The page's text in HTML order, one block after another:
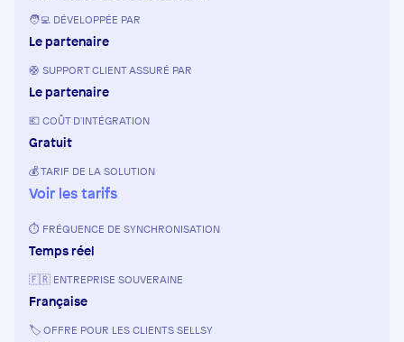
🧑‍💻 DÉVELOPPÉE PAR
Le partenaire
🛟 SUPPORT CLIENT ASSURÉ PAR
Le partenaire
💶 COÛT D'INTÉGRATION
Gratuit
💰 TARIF DE LA SOLUTION
Voir les tarifs
⏱️ FRÉQUENCE DE SYNCHRONISATION
Temps réel
🇫🇷 ENTREPRISE SOUVERAINE
Française
🏷️ OFFRE POUR LES CLIENTS SELLSY